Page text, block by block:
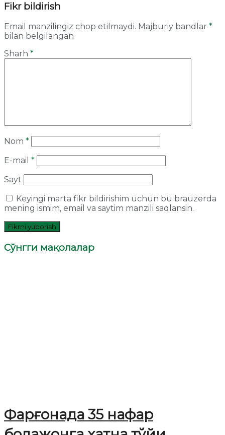
Fikr bildirish
Email manzilingiz chop etilmaydi. Majburiy bandlar *
bilan belgilangan
Sharh *
Nom *
E-mail *
Sayt
Keyingi marta fikr bildirishim uchun bu brauzerda
mening ismim, email va saytim manzili saqlansin.
Сўнгги мақолалар
Фарғонада 35 нафар